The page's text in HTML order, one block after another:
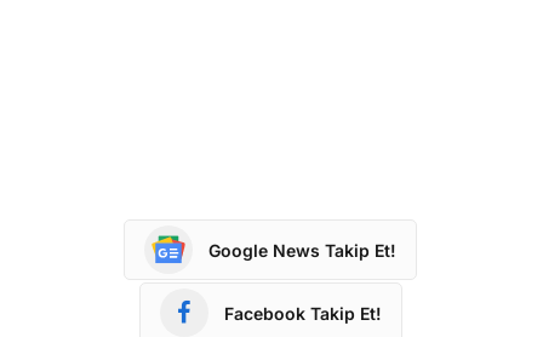
Google News Takip Et!
Facebook Takip Et!